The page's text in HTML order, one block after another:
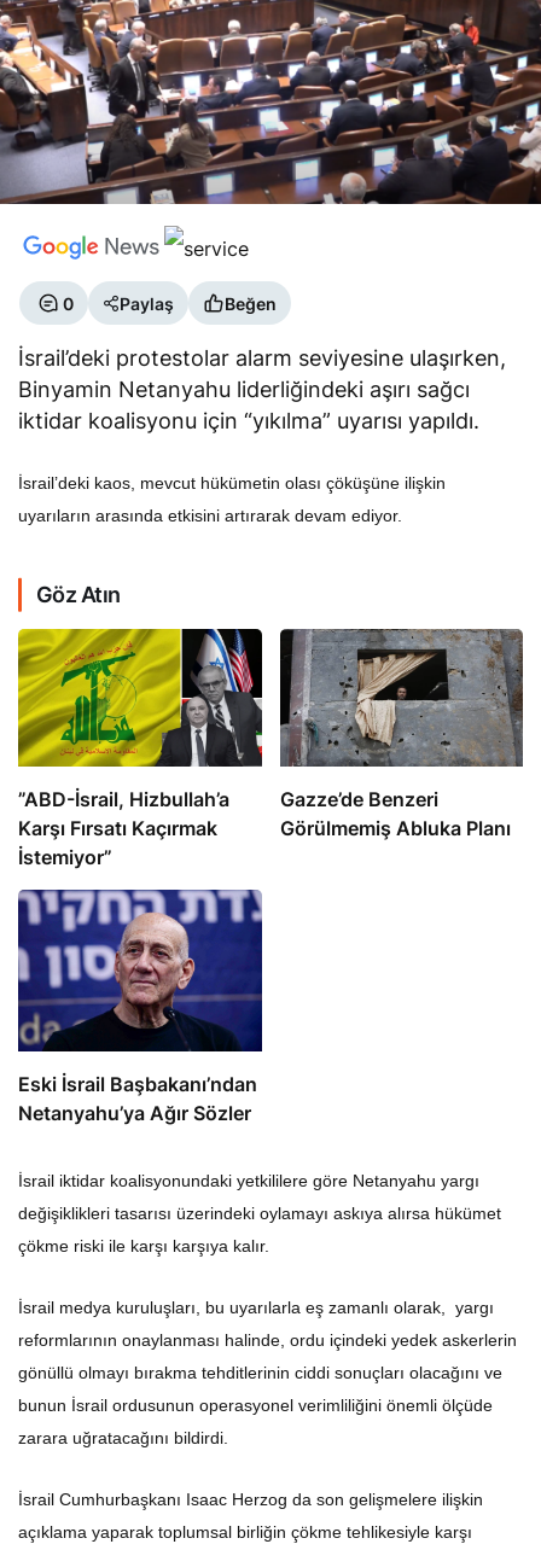
0 Paylaş Beğen
İsrail’deki protestolar alarm seviyesine ulaşırken,
Binyamin Netanyahu liderliğindeki aşırı sağcı
iktidar koalisyonu için “yıkılma” uyarısı yapıldı.
İsrail’deki kaos, mevcut hükümetin olası çöküşüne ilişkin
uyarıların arasında etkisini artırarak devam ediyor.
Göz Atın
​​​​​​​”ABD-İsrail, Hizbullah’a
Karşı Fırsatı Kaçırmak
İstemiyor”
​​​​​​​Gazze’de Benzeri
Görülmemiş Abluka Planı
Eski İsrail Başbakanı’ndan
Netanyahu’ya Ağır Sözler
İsrail iktidar koalisyonundaki yetkililere göre Netanyahu yargı
değişiklikleri tasarısı üzerindeki oylamayı askıya alırsa hükümet
çökme riski ile karşı karşıya kalır.
İsrail medya kuruluşları, bu uyarılarla eş zamanlı olarak, yargı
reformlarının onaylanması halinde, ordu içindeki yedek askerlerin
gönüllü olmayı bırakma tehditlerinin ciddi sonuçları olacağını ve
bunun İsrail ordusunun operasyonel verimliliğini önemli ölçüde
zarara uğratacağını bildirdi.
İsrail Cumhurbaşkanı Isaac Herzog da son gelişmelere ilişkin
açıklama yaparak toplumsal birliğin çökme tehlikesiyle karşı